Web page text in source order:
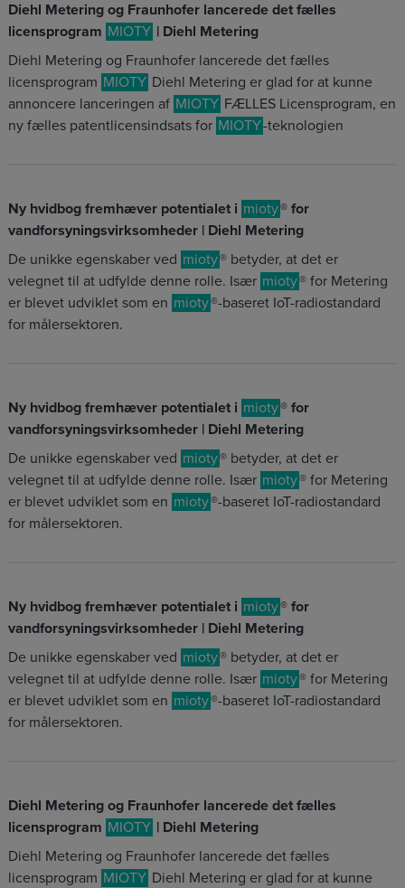
Diehl Metering og Fraunhofer lancerede det fælles
licensprogram MIOTY | Diehl Metering
Diehl Metering og Fraunhofer lancerede det fælles
licensprogram MIOTY Diehl Metering er glad for at kunne
annoncere lanceringen af MIOTY FÆLLES Licensprogram, en
ny fælles patentlicensindsats for MIOTY-teknologien
Ny hvidbog fremhæver potentialet i mioty® for
vandforsyningsvirksomheder | Diehl Metering
De unikke egenskaber ved mioty® betyder, at det er
velegnet til at udfylde denne rolle. Især mioty® for Metering
er blevet udviklet som en mioty®-baseret IoT-radiostandard
for målersektoren.
Ny hvidbog fremhæver potentialet i mioty® for
vandforsyningsvirksomheder | Diehl Metering
De unikke egenskaber ved mioty® betyder, at det er
velegnet til at udfylde denne rolle. Især mioty® for Metering
er blevet udviklet som en mioty®-baseret IoT-radiostandard
for målersektoren.
Ny hvidbog fremhæver potentialet i mioty® for
vandforsyningsvirksomheder | Diehl Metering
De unikke egenskaber ved mioty® betyder, at det er
velegnet til at udfylde denne rolle. Især mioty® for Metering
er blevet udviklet som en mioty®-baseret IoT-radiostandard
for målersektoren.
Diehl Metering og Fraunhofer lancerede det fælles
licensprogram MIOTY | Diehl Metering
Diehl Metering og Fraunhofer lancerede det fælles
licensprogram MIOTY Diehl Metering er glad for at kunne